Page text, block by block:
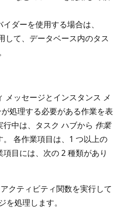
ダーを使用する場合は、
して、データベース内のタス
メッセージとインスタンス メ
処理する必要がある作業を表
中は、タスク ハブから 作業
各作業項目は、1 つ以上の
目には、次の 2 種類があり
クティビティ関数を実行して
を処理します。